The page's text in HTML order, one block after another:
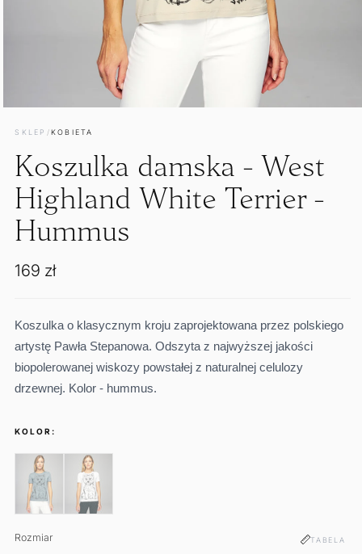
oknie
modalnym
SKLEP /KOBIETA
Koszulka damska - West
Highland White Terrier -
Hummus
Cena
169 zł
Koszulka o klasycznym kroju zaprojektowana przez polskiego
artystę Pawła Stepanowa.Odszyta z najwyższej jakości
biopolerowanej wiskozy powstałej z naturalnej celulozy
drzewnej. Kolor - hummus.
KOLOR:
Rozmiar
Rozmiar TABELA